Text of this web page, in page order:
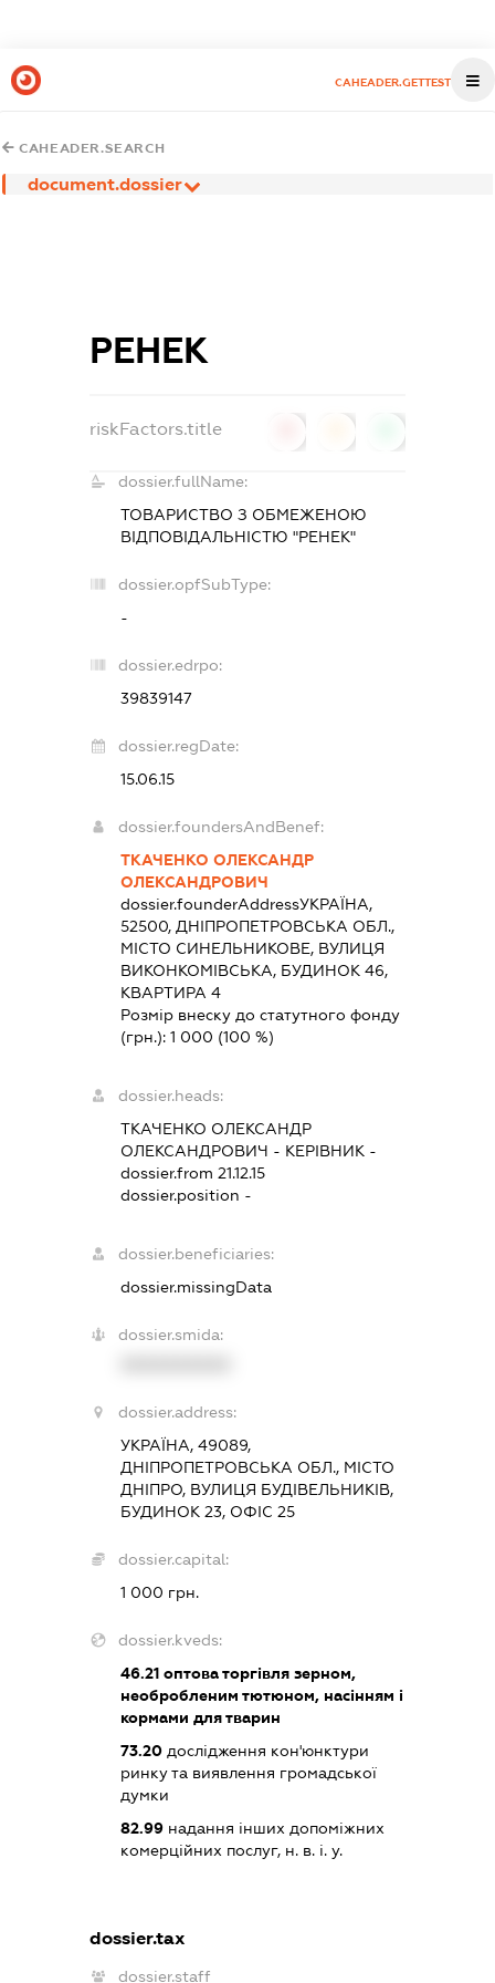
CAHEADER.GETTEST
CAHEADER.SEARCH
document.dossier
РЕНЕК
riskFactors.title
dossier.fullName:
ТОВАРИСТВО З ОБМЕЖЕНОЮ
ВІДПОВІДАЛЬНІСТЮ "РЕНЕК"
dossier.opfSubType:
-
dossier.edrpo:
39839147
dossier.regDate:
15.06.15
dossier.foundersAndBenef:
ТКАЧЕНКО ОЛЕКСАНДР
ОЛЕКСАНДРОВИЧ
dossier.founderAddressУКРАЇНА,
52500, ДНІПРОПЕТРОВСЬКА ОБЛ.,
МІСТО СИНЕЛЬНИКОВЕ, ВУЛИЦЯ
ВИКОНКОМІВСЬКА, БУДИНОК 46,
КВАРТИРА 4
Розмір внеску до статутного фонду
(грн.):1 000 (100 %)
dossier.heads:
ТКАЧЕНКО ОЛЕКСАНДР
ОЛЕКСАНДРОВИЧ - КЕРІВНИК -
dossier.from 21.12.15
dossier.position -
dossier.beneficiaries:
dossier.missingData
dossier.smida:
dossier.address:
УКРАЇНА, 49089,
ДНІПРОПЕТРОВСЬКА ОБЛ., МІСТО
ДНІПРО, ВУЛИЦЯ БУДІВЕЛЬНИКІВ,
БУДИНОК 23, ОФІС 25
dossier.capital:
1 000 грн.
dossier.kveds:
46.21 оптова торгівля зерном,
необробленим тютюном, насінням і
кормами для тварин
73.20 дослідження кон'юнктури
ринку та виявлення громадської
думки
82.99 надання інших допоміжних
комерційних послуг, н. в. і. у.
dossier.tax
dossier.staff